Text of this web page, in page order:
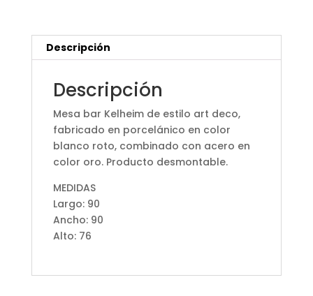
Descripción
Descripción
Mesa bar Kelheim de estilo art deco,
fabricado en porcelánico en color
blanco roto, combinado con acero en
color oro. Producto desmontable.
MEDIDAS
Largo: 90
Ancho: 90
Alto: 76